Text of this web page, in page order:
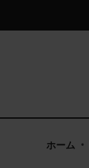
ホーム •